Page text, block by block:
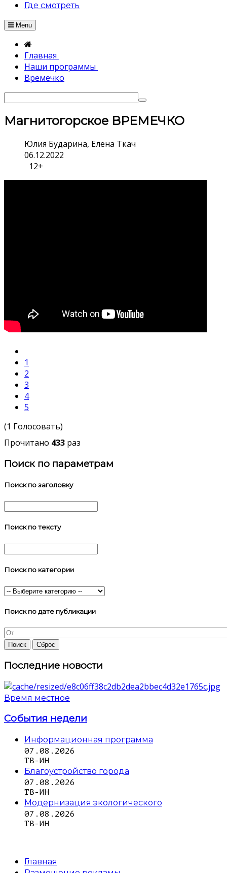
Где смотреть
Menu
Главная
Наши программы
Времечко
Магнитогорское ВРЕМЕЧКО
Юлия Бударина, Елена Ткач
06.12.2022
12+
1
2
3
4
5
(1 Голосовать)
Прочитано 433 раз
Поиск по параметрам
Поиск по заголовку
Поиск по тексту
Поиск по категории
Поиск по дате публикации
Последние новости
Время местное
События недели
Информационная программа
07.08.2026
ТВ-ИН
Благоустройство города
07.08.2026
ТВ-ИН
Модернизация экологического
07.08.2026
ТВ-ИН
Главная